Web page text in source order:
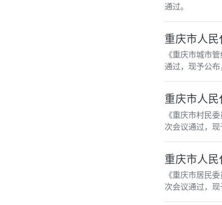
通过。
重庆市人
《重庆市城市
通过，现予公
重庆市人
《重庆市村民
次会议通过，
重庆市人
《重庆市居民
次会议通过，